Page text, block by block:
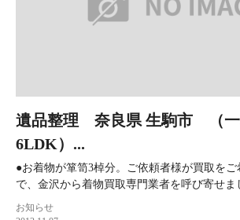
遺品整理 奈良県 生駒市 （
6LDK）...
●お着物が箪笥3棹分。ご依頼者様が買取を
で、金沢から着物買取専門業者を呼び寄せま
お知らせ